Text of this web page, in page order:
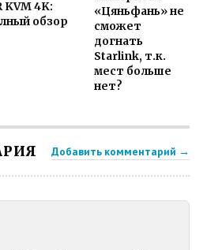
KVM 4K:
обзор
«Цяньфань» не
сможет
догнать
Starlink, т.к.
мест больше
нет?
Добавить комментарий →